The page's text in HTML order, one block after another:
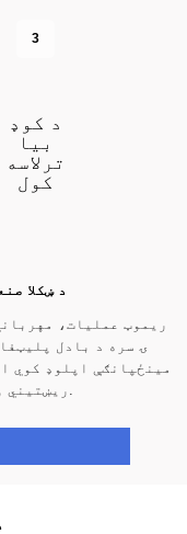
3
د کوډ
بیا
ترلاسه
کول
د ښکلا
ریموټ عملیات،
مینځپانګې اپلوډ کوي
ریښتیني وخت خوشې کول، ټیټ ریتونه.